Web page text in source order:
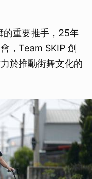
重要推手，25年
，Team SKIP 創
於推動街舞文化的